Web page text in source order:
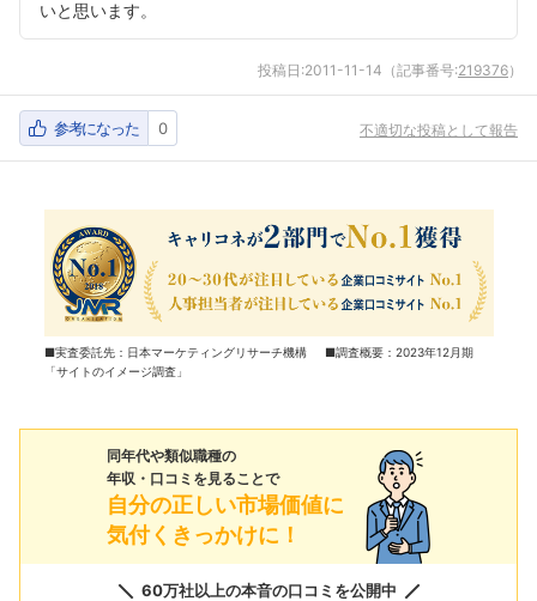
いと思います。
投稿日:2011-11-14 （記事番号:219376）
参考になった 0 不適切な投稿として報告
■実査委託先：日本マーケティングリサーチ機構 ■調査概要：2023年12月期
「サイトのイメージ調査」
同年代や類似職種の
年収・口コミを見ることで
自分の正しい市場価値に
気付くきっかけに！
60万社以上の本音の口コミを公開中